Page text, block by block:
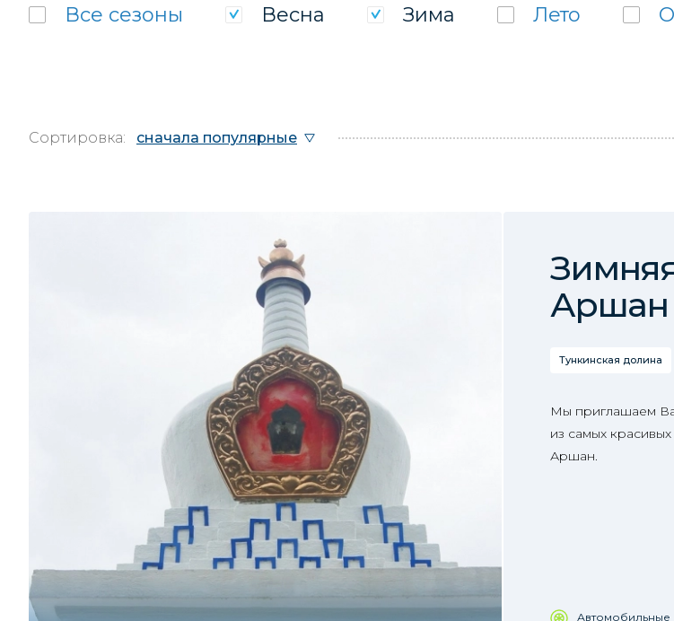
Все сезоны Весна Зима Лето
Сортировка: сначала популярные
Аршан
Тункинская долина
Мы приглашаем
из самых
Аршан.
Автомобильные